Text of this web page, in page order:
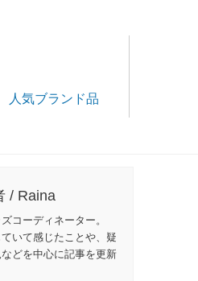
人気ブランド品
/ Raina
コーディネーター。
いて感じたことや、疑
どを中心に記事を更新